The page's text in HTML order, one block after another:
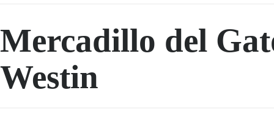
Mercadillo del
Westin